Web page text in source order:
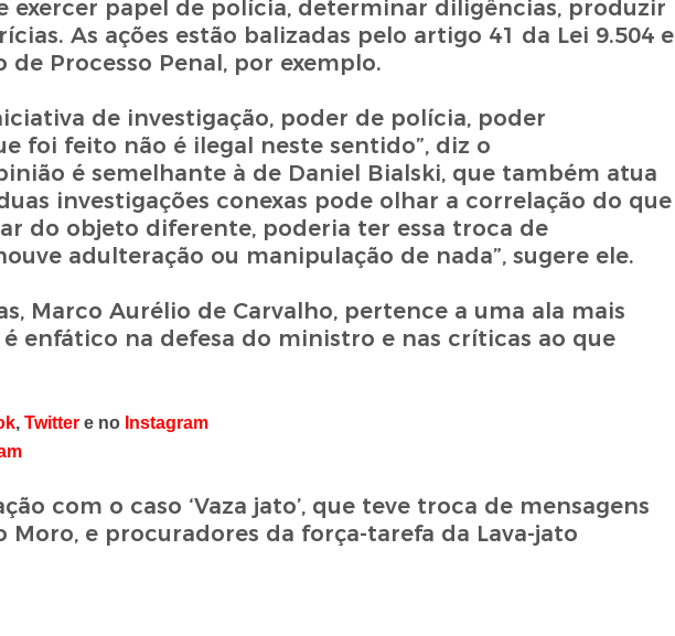
exercer papel de polícia, determinar diligências, produzir
As ações estão balizadas pelo artigo 41 da Lei 9.504 e
de Processo Penal, por exemplo.
de investigação, poder de polícia, poder
foi feito não é ilegal neste sentido”, diz o
é semelhante à de Daniel Bialski, que também atua
investigações conexas pode olhar a correlação do que
do objeto diferente, poderia ter essa troca de
adulteração ou manipulação de nada”, sugere ele.
Marco Aurélio de Carvalho, pertence a uma ala mais
enfático na defesa do ministro e nas críticas ao que
, Twittere no Instagram
com o caso ‘Vaza jato’, que teve troca de mensagens
Moro, e procuradores da força-tarefa da Lava-jato